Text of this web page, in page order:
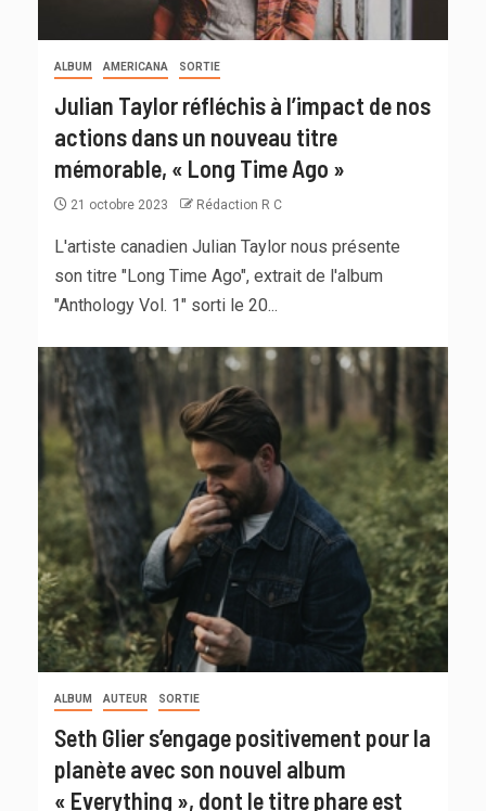
ALBUM AMERICANA SORTIE
Julian Taylor réfléchis à l’impact de nos
actions dans un nouveau titre
mémorable, « Long Time Ago »
21 octobre 2023 Rédaction R C
L'artiste canadien Julian Taylor nous présente
son titre "Long Time Ago", extrait de l'album
"Anthology Vol. 1" sorti le 20...
ALBUM AUTEUR SORTIE
Seth Glier s’engage positivement pour la
planète avec son nouvel album
« Everything », dont le titre phare est